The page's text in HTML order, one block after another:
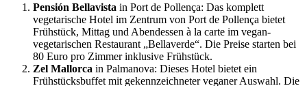
Pensión Bellavista in Port de Pollença: Das komplett
vegetarische Hotel im Zentrum von Port de Pollença bietet
Frühstück, Mittag und Abendessen à la carte im vegan-
vegetarischen Restaurant „Bellaverde“. Die Preise starten bei
80 Euro pro Zimmer inklusive Frühstück.
Zel Mallorca in Palmanova: Dieses Hotel bietet ein
Frühstücksbuffet mit gekennzeichneter veganer Auswahl. Die